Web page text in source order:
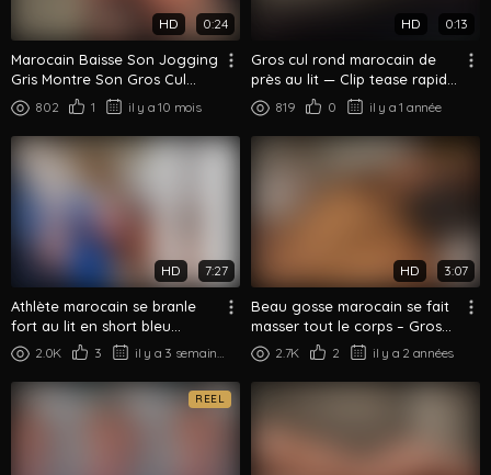
HD 0:24
Marocain Baisse Son Jogging
Gris Montre Son Gros Cul
Rond De Dos
802 1 il y a 10 mois
HD 0:13
Gros cul rond marocain de
près au lit — Clip tease rapide
du booty
819 0 il y a 1 année
HD 7:27
Athlète marocain se branle
fort au lit en short bleu
session solo
2.0K 3 il y a 3 semaines
HD 3:07
Beau gosse marocain se fait
masser tout le corps – Gros
cul palpé et massé
2.7K 2 il y a 2 années
REEL